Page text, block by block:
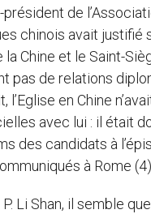
de
chinois avait justifié
la Chine et le Saint-
pas de relations
l’Eglise en Chine
avec lui : il était
des candidats à
à Rome (4).
Li Shan, il semble